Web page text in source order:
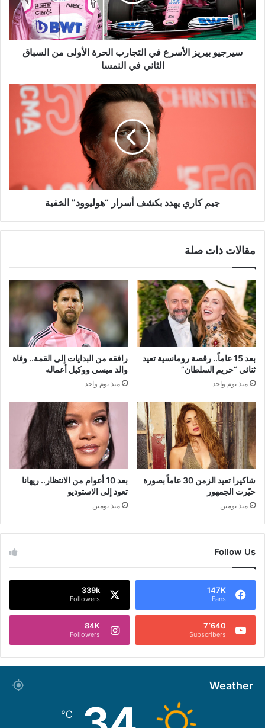
الأولى
من
السباق
الثانيسيرجيو بيريز الأسرع في التجارب الحرة الأولى من السباق
الثاني في النمسا
جيم
كاري
الخفية
جيم كاري يهدد بكشف أسرار “هوليوود” الخفية
مقالات ذات صلة
بعد 15 عاماً.. رقصة رومانسية تعيد
ثنائي “حريم السلطان”
منذ يوم واحد
رافقه من البدايات إلى القمة.. وفاة
والد ميسي ووكيل أعماله
منذ يوم واحد
شاكيرا تعيد الزمن 30 عاماً بصورة
حيّرت الجمهور
منذ يومين
بعد 10 أعوام من الانتظار.. ريهانا
تعود إلى الاستوديو
منذ يومين
Follow Us
147K
Fans
339k
Followers
7٬640
Subscribers
84K
Followers
Weather
℃